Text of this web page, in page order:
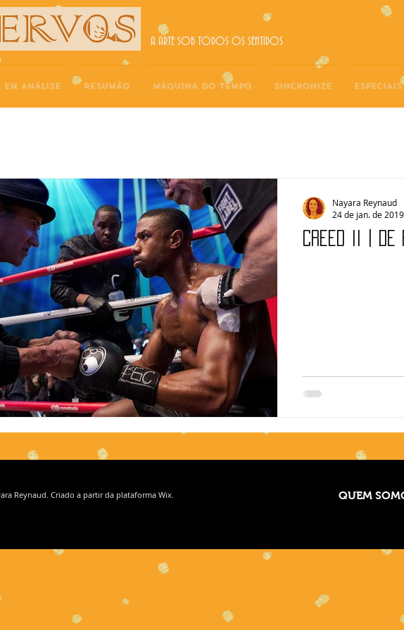
NERVOS A ARTE SOB TODOS OS SENTIDOS
EM ANÁLISE RESUMÃO MÁQUINA DO TEMPO SINCRONIZE ESPECIAIS
CREED II |
Nayara Reynaud
24 de jan. de 2019
Reynaud. Criado a partir da plataforma Wix. QUEM